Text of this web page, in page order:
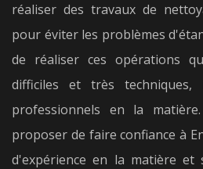
réaliser des travaux de
pour éviter les problèmes
de réaliser ces opérations
difficiles et très
professionnels en la
proposer de faire confiance à
d'expérience en la matière et